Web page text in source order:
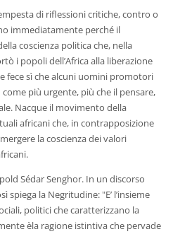
di riflessioni critiche, contro o
immediatamente perché il
coscienza politica che, nella
i popoli dell’Africa alla liberazione
fece sì che alcuni uomini promotori
più urgente, più che il pensare,
Nacque il movimento della
africani che, in contrapposizione
la coscienza dei valori
Sédar Senghor. In un discorso
spiega la Negritudine: "E’ l’insieme
politici che caratterizzano la
èla ragione istintiva che pervade